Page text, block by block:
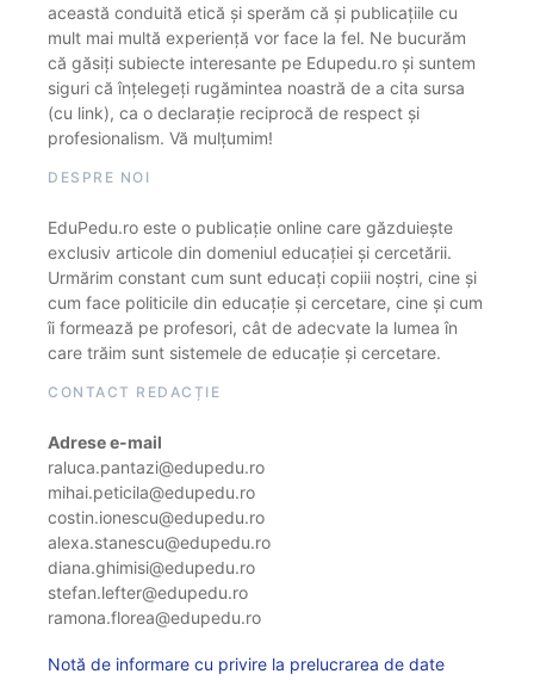
această conduită etică și sperăm că și publicațiile cu
mult mai multă experiență vor face la fel. Ne bucurăm
că găsiți subiecte interesante pe Edupedu.ro și suntem
siguri că înțelegeți rugămintea noastră de a cita sursa
(cu link), ca o declarație reciprocă de respect și
profesionalism. Vă mulțumim!
DESPRE NOI
EduPedu.ro este o publicație online care găzduiește
exclusiv articole din domeniul educației și cercetării.
Urmărim constant cum sunt educați copiii noștri, cine și
cum face politicile din educație și cercetare, cine și cum
îi formează pe profesori, cât de adecvate la lumea în
care trăim sunt sistemele de educație și cercetare.
CONTACT REDACȚIE
Adrese e-mail
raluca.pantazi@edupedu.ro
mihai.peticila@edupedu.ro
costin.ionescu@edupedu.ro
alexa.stanescu@edupedu.ro
diana.ghimisi@edupedu.ro
stefan.lefter@edupedu.ro
ramona.florea@edupedu.ro
Notă de informare cu privire la prelucrarea de date